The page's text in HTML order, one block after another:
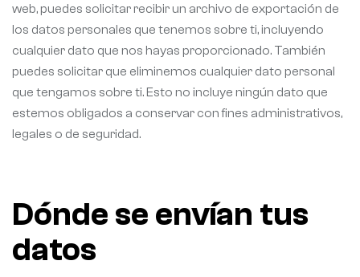
web, puedes solicitar recibir un archivo de exportación de
los datos personales que tenemos sobre ti, incluyendo
cualquier dato que nos hayas proporcionado. También
puedes solicitar que eliminemos cualquier dato personal
que tengamos sobre ti. Esto no incluye ningún dato que
estemos obligados a conservar con fines administrativos,
legales o de seguridad.
Dónde se envían tus
datos